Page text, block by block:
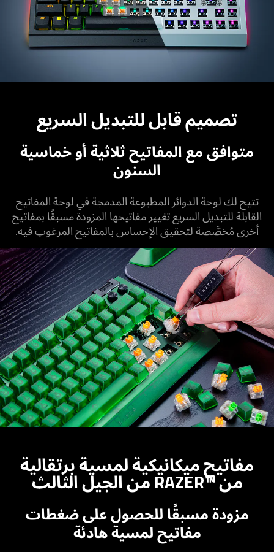
تصميم قابل للتبديل السريع
متوافق مع المفاتيح ثلاثية أو خماسية
السنون
تتيح لك لوحة الدوائر المطبوعة المدمجة في لوحة المفاتيح
القابلة للتبديل السريع تغيير مفاتيحها المزودة مسبقًا بمفاتيح
أخرى مُخصَّصة لتحقيق الإحساس بالمفاتيح المرغوب فيه.
مفاتيح ميكانيكية لمسية برتقالية
من RAZER™‎ من الجيل الثالث
مزودة مسبقًا للحصول على ضغطات
مفاتيح لمسية هادئة